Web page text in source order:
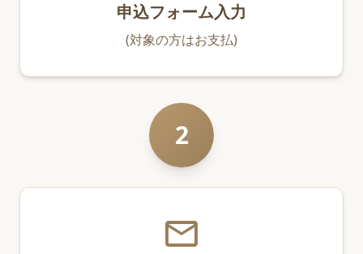
申込フォーム入力
(対象の方はお支払)
2
mail_outline